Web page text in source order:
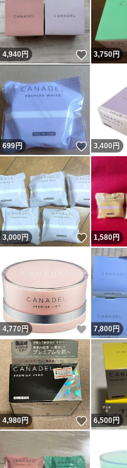
4,940円 いいね！
3,750円
699円 いいね！
3,400 円
3,000円 いいね！
1,580円
4,770円 いいね！
7,800円
4,980円 いいね！
6,500円